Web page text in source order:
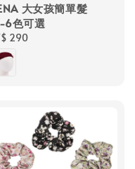
大女孩簡單髮
6色可選
290